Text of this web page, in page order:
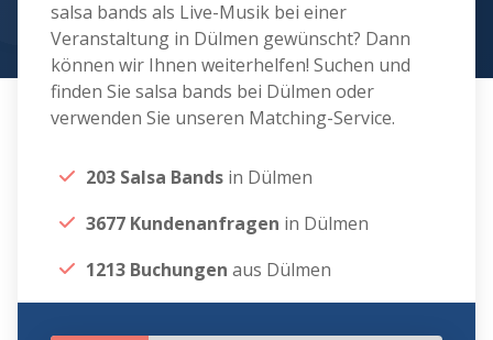
salsa bands als Live-Musik bei einer
Veranstaltung in Dülmen gewünscht? Dann
können wir Ihnen weiterhelfen! Suchen und
finden Sie salsa bands bei Dülmen oder
verwenden Sie unseren Matching-Service.
203 Salsa Bands in Dülmen
3677 Kundenanfragen in Dülmen
1213 Buchungen aus Dülmen